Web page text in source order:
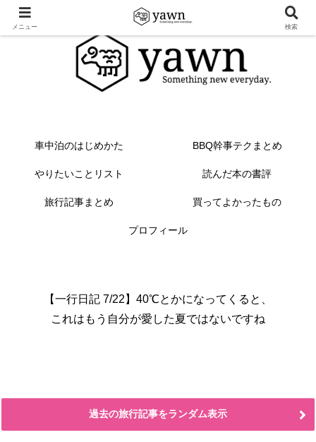
車中泊のはじめかた BBQ幹事テクまとめ
やりたいことリスト 読んだ本の書評
旅行記事まとめ 買ってよかったもの
プロフィール
【一行日記 7/22】40℃とかになってくると、
これはもう自分が愛した夏ではないですね
過去の旅行記事をランダム表示
メニュー 検索